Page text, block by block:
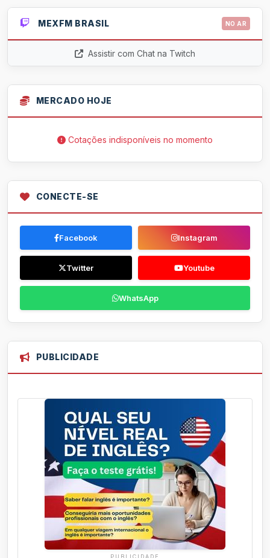
MEXFM BRASIL NO AR
Assistir com Chat na Twitch
MERCADO HOJE
Cotações indisponíveis no momento
CONECTE-SE
Facebook Instagram
Twitter Youtube
WhatsApp
PUBLICIDADE
PUBLICIDADE